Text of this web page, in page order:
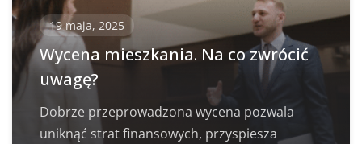
19 maja, 2025
Wycena mieszkania. Na co zwrócić
uwagę?
Dobrze przeprowadzona wycena pozwala
uniknąć strat finansowych, przyspiesza